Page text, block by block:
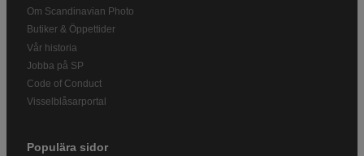
Om Scandinavian Photo
Butiker & Öppettider
Vår historia
Jobba på SP
Code of Conduct
Visselblåsarportal
Populära sidor